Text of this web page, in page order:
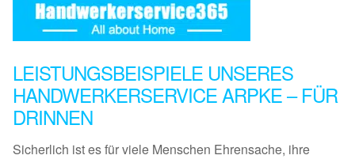
LEISTUNGSBEISPIELE UNSERES
HANDWERKERSERVICE ARPKE – FÜR
DRINNEN
Sicherlich ist es für viele Menschen Ehrensache, ihre